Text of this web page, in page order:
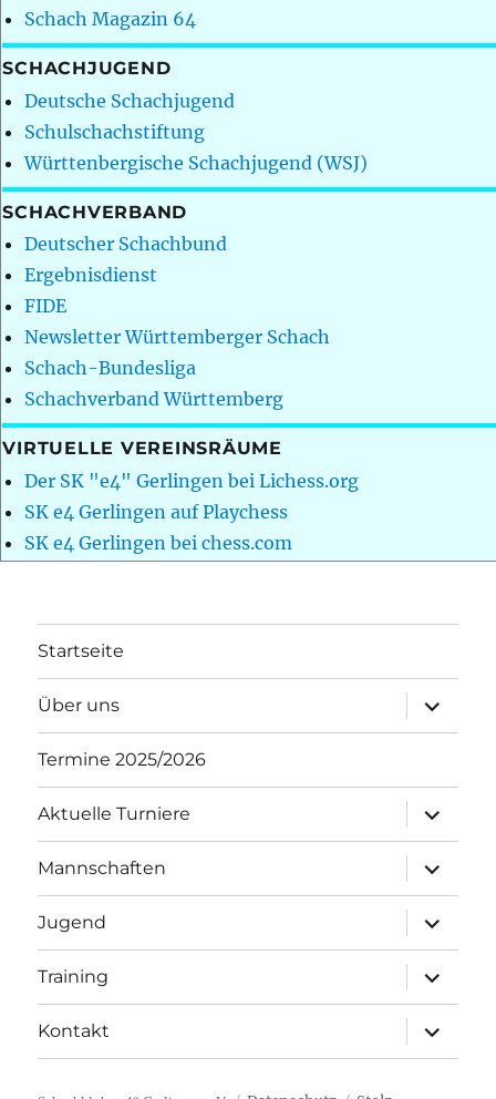
Schach Magazin 64
SCHACHJUGEND
Deutsche Schachjugend
Schulschachstiftung
Württenbergische Schachjugend (WSJ)
SCHACHVERBAND
Deutscher Schachbund
Ergebnisdienst
FIDE
Newsletter Württemberger Schach
Schach-Bundesliga
Schachverband Württemberg
VIRTUELLE VEREINSRÄUME
Der SK "e4" Gerlingen bei Lichess.org
SK e4 Gerlingen auf Playchess
SK e4 Gerlingen bei chess.com
Startseite
Über uns
öffnen
Termine 2025/2026
Aktuelle Turniere
öffnen
Mannschaften
öffnen
Jugend
öffnen
Training
öffnen
Kontakt
öffnen